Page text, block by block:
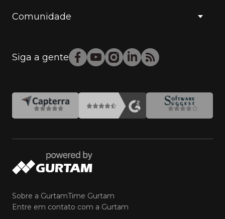
Comunidade
Siga a gente
Sobre a GurtamTime Gurtam
Entre em contato com a Gurtam